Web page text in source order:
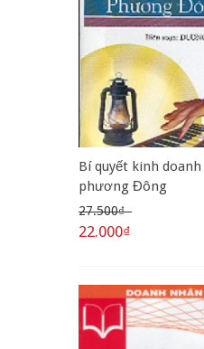
Bí quyết kinh doanh
phương Đông
27.500₫
22.000₫